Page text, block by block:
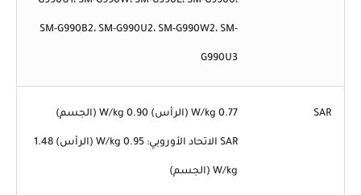
SM-G990B2، SM-G990U2، SM-G990W2، SM-
G990U3
SAR 0.77 W/kg (الرأس) 0.90 W/kg (الجسم)
SAR الاتحاد الأوروبي: 0.95 W/kg (الرأس) 1.48
W/kg (الجسم)